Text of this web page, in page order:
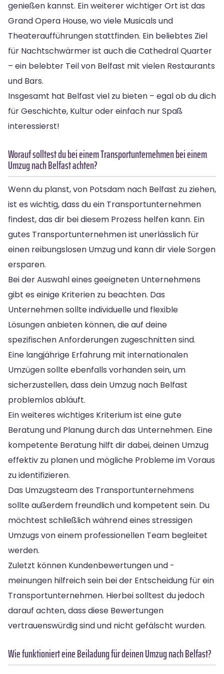
genießen kannst. Ein weiterer wichtiger Ort ist das
Grand Opera House, wo viele Musicals und
Theateraufführungen stattfinden. Ein beliebtes Ziel
für Nachtschwärmer ist auch die Cathedral Quarter
– ein belebter Teil von Belfast mit vielen Restaurants
und Bars.
Insgesamt hat Belfast viel zu bieten – egal ob du dich
für Geschichte, Kultur oder einfach nur Spaß
interessierst!
Worauf solltest du bei einem Transportunternehmen bei einem
Umzug nach Belfast achten?
Wenn du planst, von Potsdam nach Belfast zu ziehen,
ist es wichtig, dass du ein Transportunternehmen
findest, das dir bei diesem Prozess helfen kann. Ein
gutes Transportunternehmen ist unerlässlich für
einen reibungslosen Umzug und kann dir viele Sorgen
ersparen.
Bei der Auswahl eines geeigneten Unternehmens
gibt es einige Kriterien zu beachten. Das
Unternehmen sollte individuelle und flexible
Lösungen anbieten können, die auf deine
spezifischen Anforderungen zugeschnitten sind.
Eine langjährige Erfahrung mit internationalen
Umzügen sollte ebenfalls vorhanden sein, um
sicherzustellen, dass dein Umzug nach Belfast
problemlos abläuft.
Ein weiteres wichtiges Kriterium ist eine gute
Beratung und Planung durch das Unternehmen. Eine
kompetente Beratung hilft dir dabei, deinen Umzug
effektiv zu planen und mögliche Probleme im Voraus
zu identifizieren.
Das Umzugsteam des Transportunternehmens
sollte außerdem freundlich und kompetent sein. Du
möchtest schließlich während eines stressigen
Umzugs von einem professionellen Team begleitet
werden.
Zuletzt können Kundenbewertungen und -
meinungen hilfreich sein bei der Entscheidung für ein
Transportunternehmen. Hierbei solltest du jedoch
darauf achten, dass diese Bewertungen
vertrauenswürdig sind und nicht gefälscht wurden.
Wie funktioniert eine Beiladung für deinen Umzug nach Belfast?